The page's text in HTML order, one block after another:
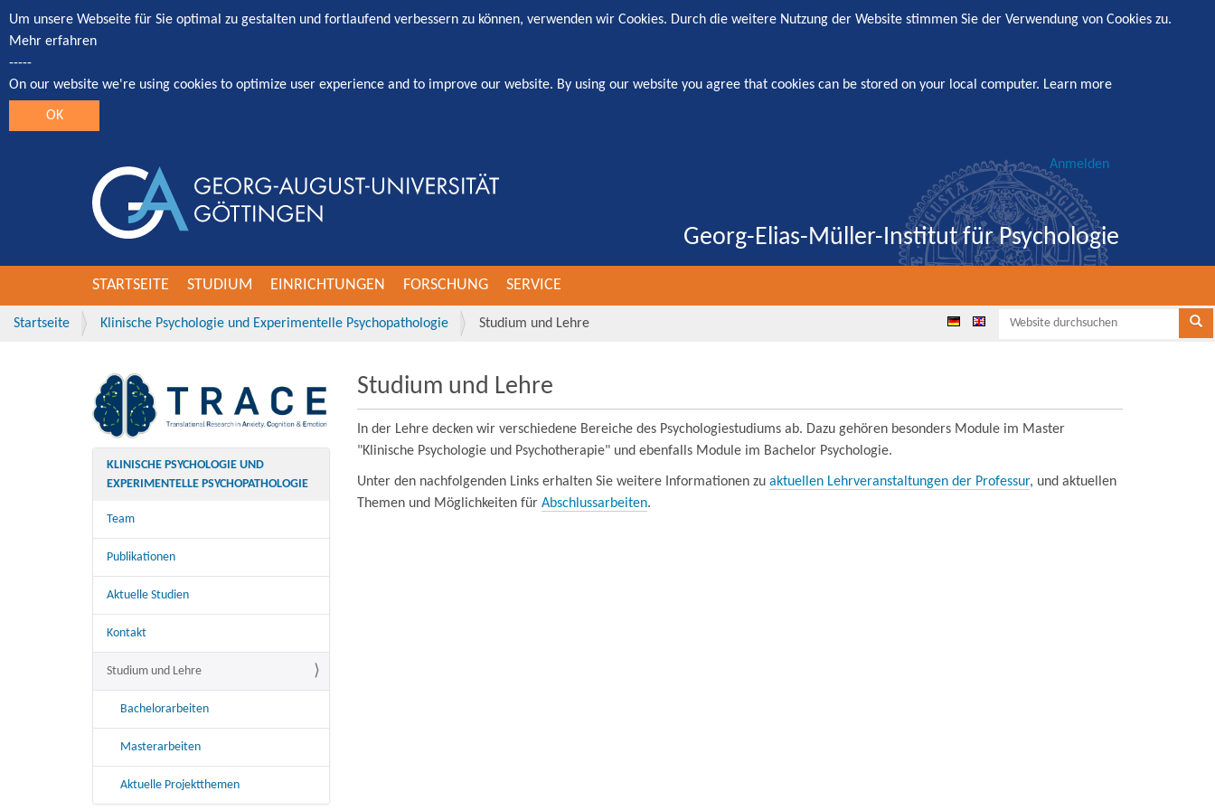
Um unsere Webseite für Sie optimal zu gestalten und fortlaufend verbessern zu können, verwenden wir Cookies. Durch die weitere Nutzung der Website stimmen Sie der Verwendung von Cookies zu.
Mehr erfahren
-----
On our website we're using cookies to optimize user experience and to improve our website. By using our website you agree that cookies can be stored on your local computer. Learn more
OK
Georg-Elias-Müller-Institut für Psychologie
Anmelden
STARTSEITE STUDIUM EINRICHTUNGEN FORSCHUNG SERVICE
Startseite Klinische Psychologie und Experimentelle Psychopathologie Studium und Lehre
Studium und Lehre
In der Lehre decken wir verschiedene Bereiche des Psychologiestudiums ab. Dazu gehören besonders Module im Master
"Klinische Psychologie und Psychotherapie" und ebenfalls Module im Bachelor Psychologie.
Unter den nachfolgenden Links erhalten Sie weitere Informationen zu aktuellen Lehrveranstaltungen der Professur, und aktuellen
Themen und Möglichkeiten für Abschlussarbeiten.
KLINISCHE PSYCHOLOGIE UND
EXPERIMENTELLE PSYCHOPATHOLOGIE
Team
Publikationen
Aktuelle Studien
Kontakt
Studium und Lehre
Bachelorarbeiten
Masterarbeiten
Aktuelle Projektthemen